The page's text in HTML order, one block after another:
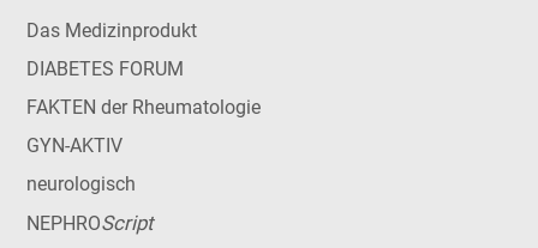
Das Medizinprodukt
DIABETES FORUM
FAKTEN der Rheumatologie
GYN-AKTIV
neurologisch
NEPHROScript